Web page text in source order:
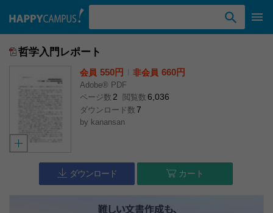
哲学入門レポート
会員 550円 非会員 660円
Adobe® PDF
ページ数 2 閲覧数 6,036
ダウンロード数 7
by kanansan
ダウンロード カート